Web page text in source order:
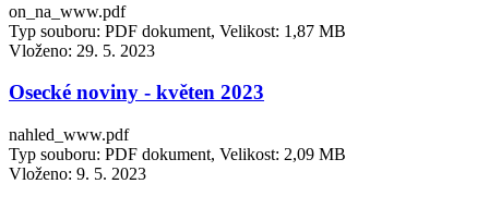
on_na_www.pdf
Typ souboru: PDF dokument, Velikost: 1,87 MB
Vloženo: 29. 5. 2023
Osecké noviny - květen 2023
nahled_www.pdf
Typ souboru: PDF dokument, Velikost: 2,09 MB
Vloženo: 9. 5. 2023